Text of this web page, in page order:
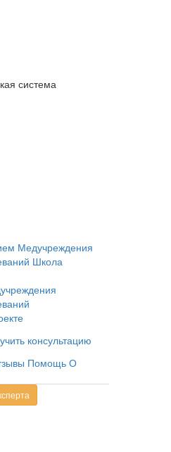
система
Медучреждения
Школа
консультацию
Помощь О